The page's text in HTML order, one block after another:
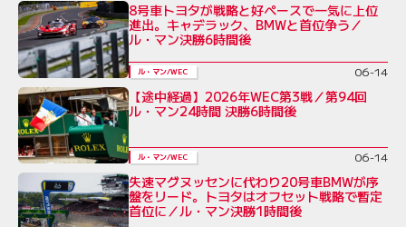
8号車トヨタが戦略と好ペースで一気に上位
進出。キャデラック、BMWと首位争う／
ル・マン決勝6時間後
ル・マン/WEC 06-14
【途中経過】2026年WEC第3戦／第94回
ル・マン24時間 決勝6時間後
ル・マン/WEC 06-14
失速マグヌッセンに代わり20号車BMWが序
盤をリード。トヨタはオフセット戦略で暫定
首位に／ル・マン決勝1時間後